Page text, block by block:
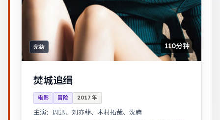
完结 110分钟
焚城追缉
电影 冒险 2017 年
主演： 周迅、刘亦菲、木村拓哉、沈腾